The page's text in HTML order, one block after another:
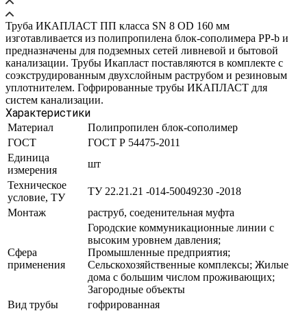
Труба ИКАПЛАСТ ПП класса SN 8 OD 160 мм
изготавливается из полипропилена блок-сополимера PP-b и
предназначены для подземных сетей ливневой и бытовой
канализации. Трубы Икапласт поставляются в комплекте с
соэкструдированным двухслойным раструбом и резиновым
уплотнителем. Гофрированные трубы ИКАПЛАСТ для
систем канализации.
Характеристики
Материал
Полипропилен блок-сополимер
ГОСТ
ГОСТ Р 54475-2011
Единица
измерения
шт
Техническое
условие, ТУ
ТУ 22.21.21 -014-50049230 -2018
Монтаж
раструб, соеденительная муфта
Сфера
применения
Городские коммуникационные линии с
высоким уровнем давления;
Промышленные предприятия;
Сельскохозяйственные комплексы; Жилые
дома с большим числом проживающих;
Загородные объекты
Вид трубы
гофрированная